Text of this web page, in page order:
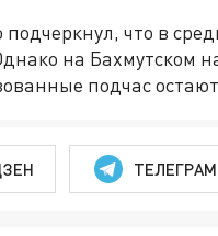
что в
на Бахмутском
подчас
ТЕЛЕГРАМ